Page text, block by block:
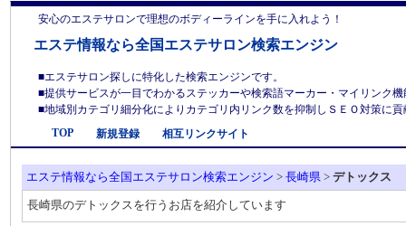
安心のエステサロンで理想のボディーラインを手に入れよう！
エステ情報なら全国エステサロン検索エンジン
■エステサロン探しに特化した検索エンジンです。
■提供サービスが一目でわかるステッカーや検索語マーカー・マイリンク
■地域別カテゴリ細分化によりカテゴリ内リンク数を抑制しＳＥＯ対策に
TOP
新規登録 相互リンクサイト
エステ情報なら全国エステサロン検索エンジン > 長崎県 > デトックス
長崎県のデトックスを行うお店を紹介しています